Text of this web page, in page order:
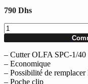
790 Dhs
quantité
de
Boîte
de
40
cutters
OLFA
– Cutter OLFA SPC-1/40
– Economique
– Possibilité de remplacer
– Poche clip